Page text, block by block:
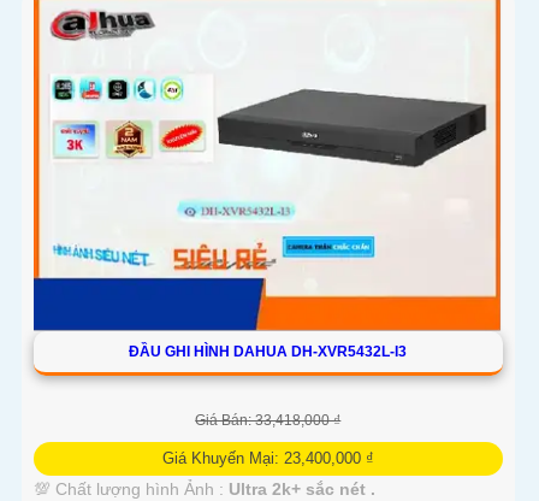
ĐẦU GHI HÌNH DAHUA DH-XVR5432L-I3
Giá Bán: 33,418,000 ₫
Giá Khuyến Mại: 23,400,000 ₫
💯 Chất lượng hình Ảnh : Ultra 2k+ sắc nét .